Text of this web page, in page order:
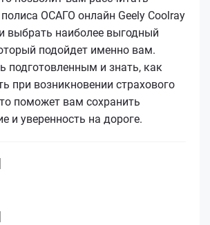
ОСАГО онлайн Geely Coolray
выбрать наиболее выгодный
подойдет именно вам.
подготовленным и знать, как
при возникновении страхового
поможет вам сохранить
и уверенность на дороге.